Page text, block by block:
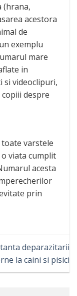
(hrana,
acestora
de
exemplu
mare
in
si videoclipuri,
despre
toate varstele
viata cumplit
acesta
prin
deparazitarii
la caini si pisici